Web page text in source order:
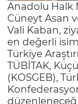
Anadolu Halk
Cüneyt Asan
Vali Kaban,
en değerli
Türkiye
TÜBİTAK,
(KOSGEB),